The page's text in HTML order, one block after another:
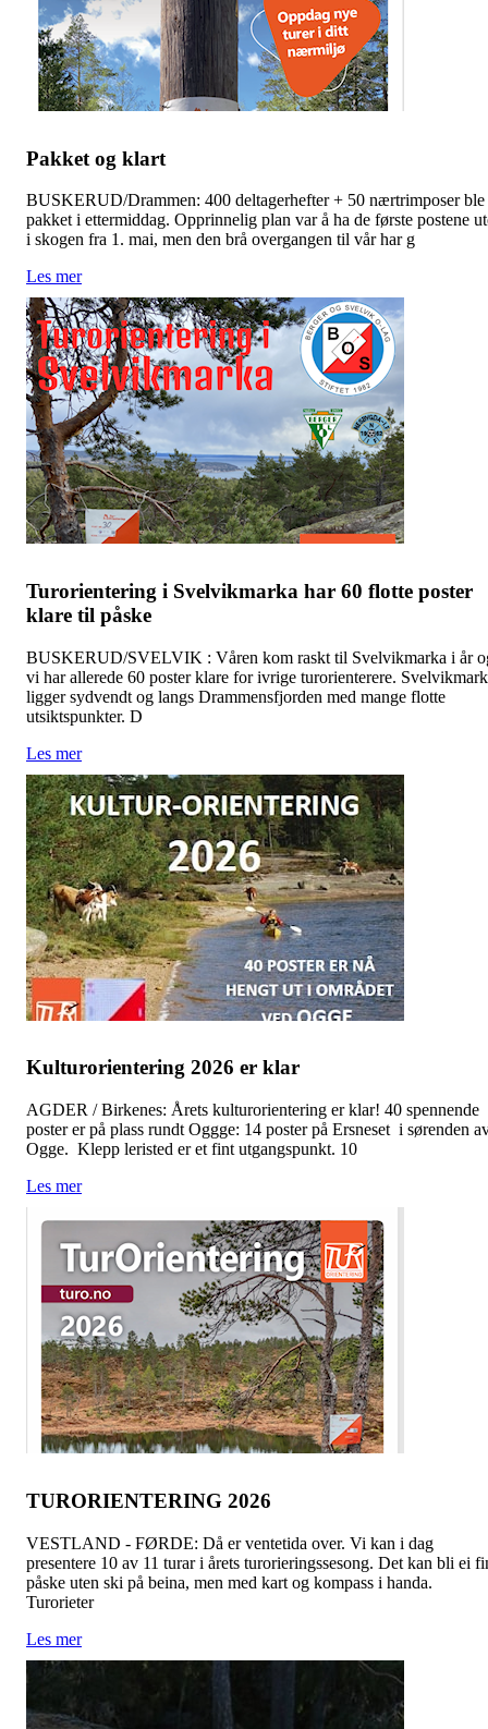
Pakket og klart
BUSKERUD/Drammen: 400 deltagerhefter + 50 nærtrimposer ble
pakket i ettermiddag. Opprinnelig plan var å ha de første postene
i skogen fra 1. mai, men den brå overgangen til vår har g
Les mer
Turorientering i Svelvikmarka har 60 flotte poster
klare til påske
BUSKERUD/SVELVIK : Våren kom raskt til Svelvikmarka i år
vi har allerede 60 poster klare for ivrige turorienterere.
ligger sydvendt og langs Drammensfjorden med mange flotte
utsiktspunkter. D
Les mer
Kulturorientering 2026 er klar
AGDER / Birkenes: Årets kulturorientering er klar! 40 spennende
poster er på plass rundt Oggge: 14 poster på Ersneset i sørenden
Ogge. Klepp leristed er et fint utgangspunkt. 10
Les mer
TURORIENTERING 2026
VESTLAND - FØRDE: Då er ventetida over. Vi kan i dag
presentere 10 av 11 turar i årets turorieringssesong. Det kan bli ei
påske uten ski på beina, men med kart og kompass i handa.
Turorieter
Les mer